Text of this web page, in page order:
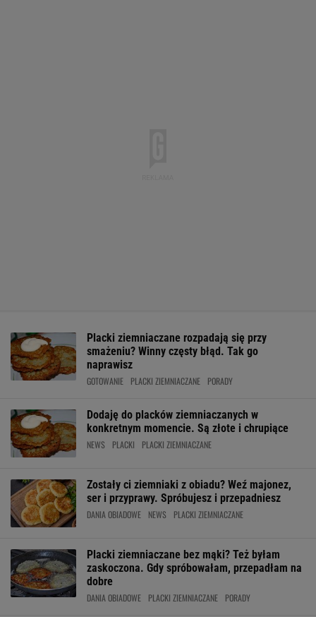
Placki ziemniaczane rozpadają się przy
smażeniu? Winny częsty błąd. Tak go
naprawisz
GOTOWANIE PLACKI ZIEMNIACZANE PORADY
Dodaję do placków ziemniaczanych w
konkretnym momencie. Są złote i chrupiące
NEWS PLACKI PLACKI ZIEMNIACZANE
Zostały ci ziemniaki z obiadu? Weź majonez,
ser i przyprawy. Spróbujesz i przepadniesz
DANIA OBIADOWE NEWS PLACKI ZIEMNIACZANE
Placki ziemniaczane bez mąki? Też byłam
zaskoczona. Gdy spróbowałam, przepadłam na
dobre
DANIA OBIADOWE PLACKI ZIEMNIACZANE PORADY